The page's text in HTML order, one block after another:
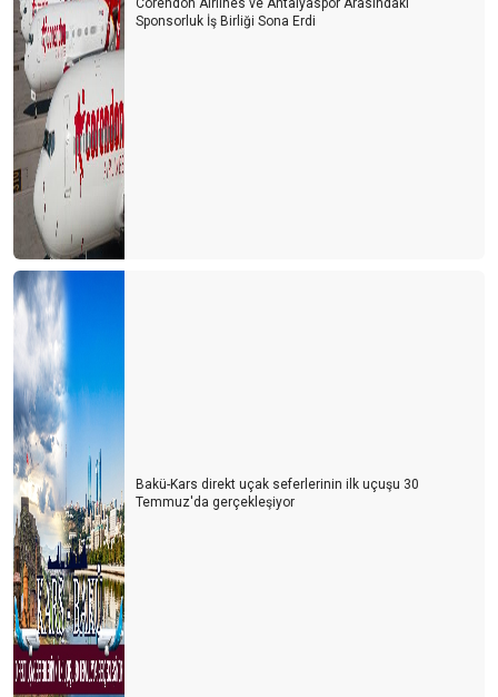
Saklı Cennet Artvin
Seyahat Sigortası'nın adı "TÜRSAB SiGORTASI" olsun
MEDYA, TURİZM YAZARI ÇALIŞTIRMALI
YENİ HAVALİMANI "TAKSİCİ HAVALİMANI"
HER ŞEY DAHİL SİSTEMİ ASLA TARTIŞILMAMALI..!
Sponsorluk İş Birliği Sona Erdi
Bakü-Kars direkt uçak seferlerinin ilk uçuşu 30
Temmuz'da gerçekleşiyor